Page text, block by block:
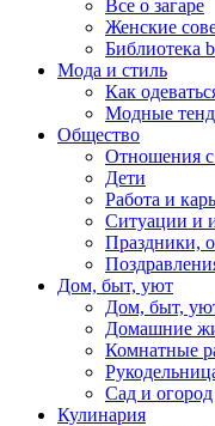
Все о загаре
Женские
Библиотека
Мода и стиль
Как
Модные
Общество
Отношения
Дети
Работа и
Ситуации и
Праздники,
Дом, быт, уют
Дом, быт,
Домашние
Комнатные
Сад и огород
Кулинария